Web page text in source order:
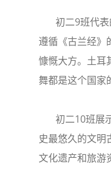
初二9班代表
遵循《古兰经》
慷慨大方。土耳
舞都是这个国家
初二10班展
史最悠久的文明
文化遗产和旅游